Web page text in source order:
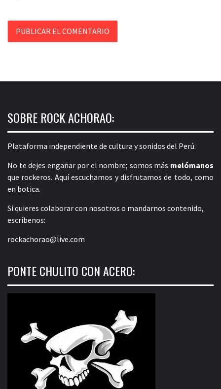
SOBRE ROCK ACHORAO:
Plataforma independiente de cultura y sonidos del Perú.
No te dejes engañar por el nombre; somos más melómanos
que rockeros. Aquí escuchamos y disfrutamos de todo, como
en botica.
Si quieres colaborar con nosotros o mandarnos contenido,
escríbenos:
rockachorao@live.com
PONTE CHULITO CON ACERO: